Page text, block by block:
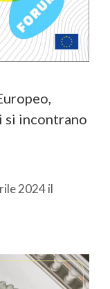
si incontrano
2024 il